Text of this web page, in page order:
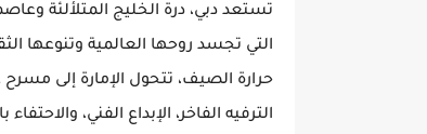
التي تجسد روحها العالمية وتنوعها
حرارة الصيف، تتحول الإمارة إلى
الترفيه الفاخر، الإبداع الفني،